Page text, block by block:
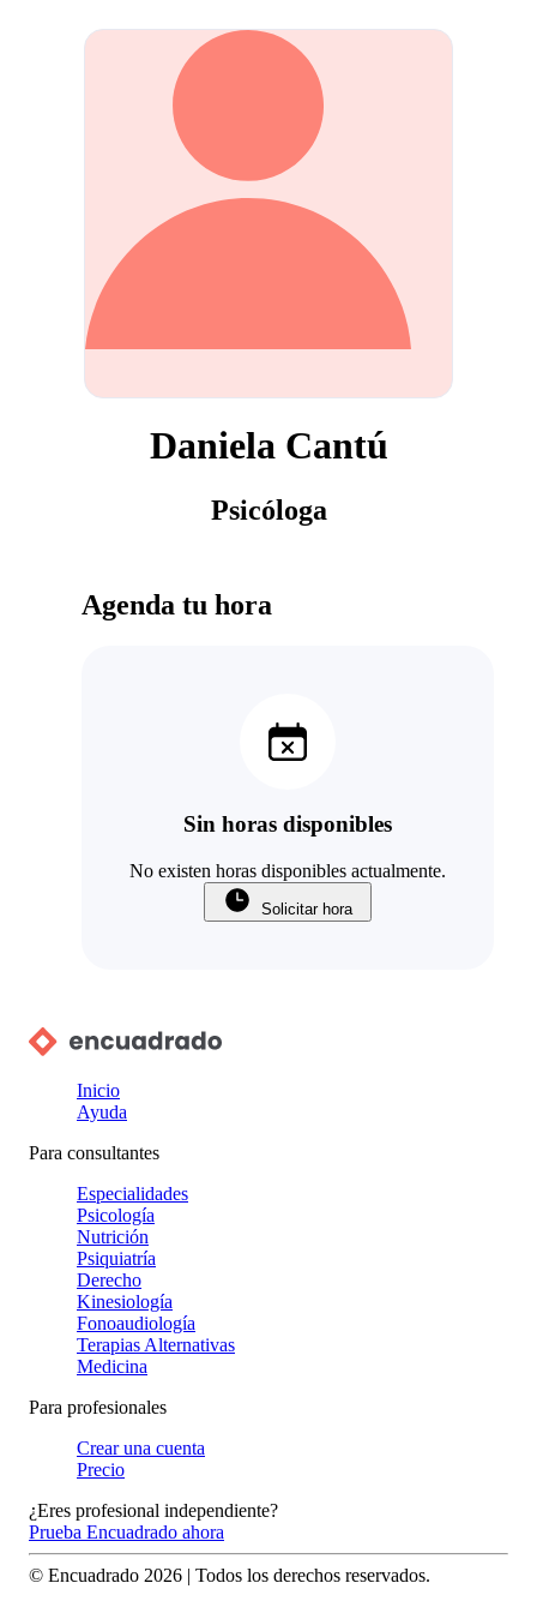
Daniela Cantú
Psicóloga
Agenda tu hora
Sin horas disponibles
No existen horas disponibles actualmente.
Solicitar hora
Inicio
Ayuda
Para consultantes
Especialidades
Psicología
Nutrición
Psiquiatría
Derecho
Kinesiología
Fonoaudiología
Terapias Alternativas
Medicina
Para profesionales
Crear una cuenta
Precio
¿Eres profesional independiente?
Prueba Encuadrado ahora
© Encuadrado 2026 | Todos los derechos reservados.